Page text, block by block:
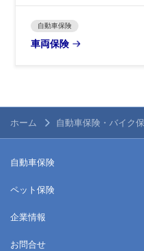
自動車保険
車両保険
ホーム 自動車保険・バイク
自動車保険
ペット保険
企業情報
お問合せ